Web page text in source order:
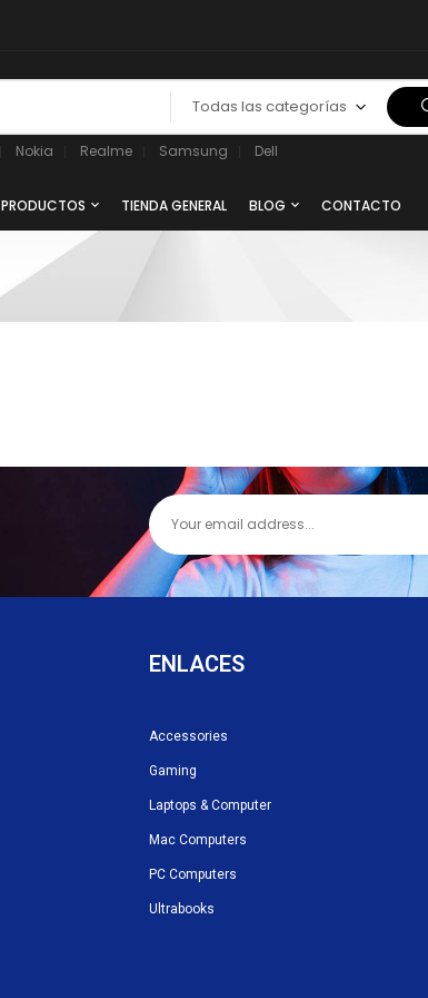
Todas las categorías
Nokia Realme Samsung Dell
PRODUCTOS TIENDA GENERAL BLOG CONTACTO
ENLACES
Accessories
Gaming
Laptops & Computer
Mac Computers
PC Computers
Ultrabooks